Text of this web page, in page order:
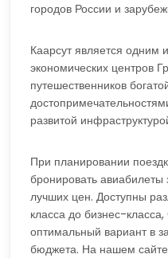
городов России и
Каарсут является одним
экономических центров
путешественников
развитой
При планировании
бронировать
лучших цен. Доступны
класса до бизнес-
оптимальный вариант в
бюджета. На нашем